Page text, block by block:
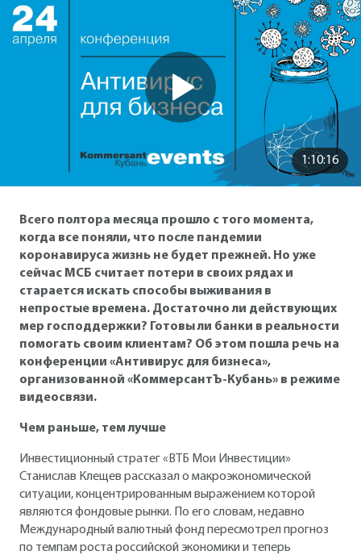
1:10:16
Всего полтора месяца прошло с того момента,
когда все поняли, что после пандемии
коронавируса жизнь не будет прежней. Но уже
сейчас МСБ считает потери в своих рядах и
старается искать способы выживания в
непростые времена. Достаточно ли действующих
мер господдержки? Готовы ли банки в реальности
помогать своим клиентам? Об этом пошла речь на
конференции «Антивирус для бизнеса»,
организованной «КоммерсантЪ-Кубань» в режиме
видеосвязи.
Чем раньше, тем лучше
Инвестиционный стратег «ВТБ Мои Инвестиции»
Станислав Клещев рассказал о макроэкономической
ситуации, концентрированным выражением которой
являются фондовые рынки. По его словам, недавно
Международный валютный фонд пересмотрел прогноз
по темпам роста российской экономики и теперь